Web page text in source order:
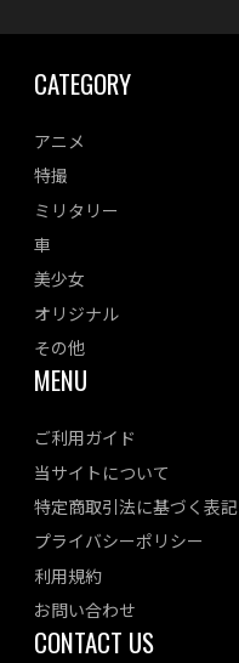
CATEGORY
アニメ
特撮
ミリタリー
車
美少女
オリジナル
その他
MENU
ご利用ガイド
当サイトについて
特定商取引法に基づく表記
プライバシーポリシー
利用規約
お問い合わせ
CONTACT US